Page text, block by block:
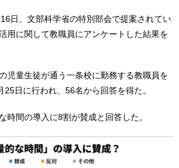
日、文部科学省の特別部会で提案されてい
用に関して教職員にアンケートした結果を
児童生徒が通う一条校に勤務する教職員を
日に行われ、56名から回答を得た。
時間の導入に8割が賛成と回答した。